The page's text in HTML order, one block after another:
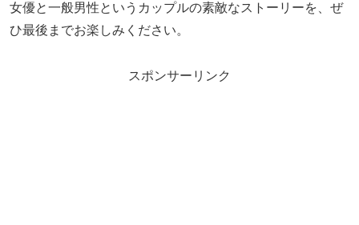
女優と一般男性というカップルの素敵なストーリーを、ぜ
ひ最後までお楽しみください。
スポンサーリンク